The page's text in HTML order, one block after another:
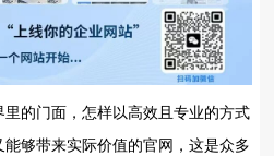
的门面，怎样以高效且专业的方式
够带来实际价值的官网，这是众多